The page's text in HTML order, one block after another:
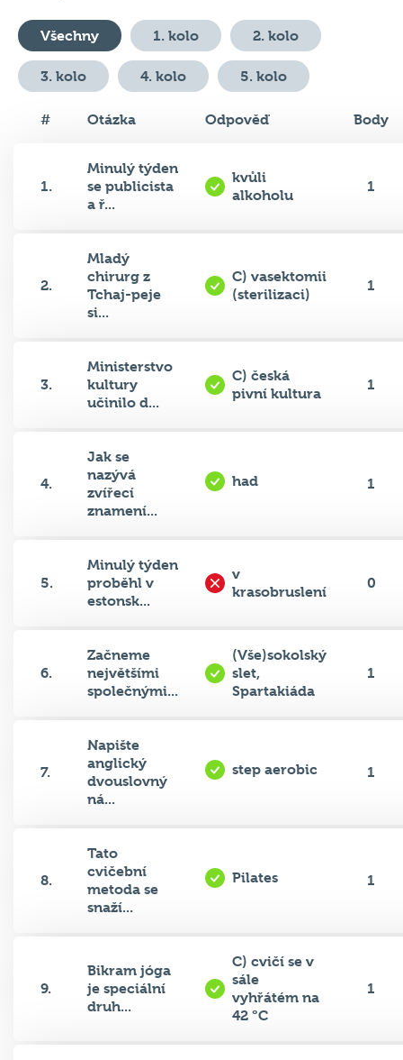
Všechny 1. kolo 2. kolo
3. kolo 4. kolo 5. kolo
# Otázka Odpověď Body
1.
Minulý týden
se publicista
a ř...
kvůli
alkoholu
1
2.
Mladý
chirurg z
Tchaj-peje
si...
C) vasektomii
(sterilizaci)
1
3.
Ministerstvo
kultury
učinilo d...
C) česká
pivní kultura
1
4.
Jak se
nazývá
zvířecí
znamení...
had 1
5.
Minulý týden
proběhl v
estonsk...
v
krasobruslení
0
6.
Začneme
největšími
společnými...
(Vše)sokolský
slet,
Spartakiáda
1
7.
Napište
anglický
dvouslovný
ná...
step aerobic 1
8.
Tato
cvičební
metoda se
snaží...
Pilates 1
9.
Bikram jóga
je speciální
druh...
C) cvičí se v
sále
vyhřátém na
42 °C
1